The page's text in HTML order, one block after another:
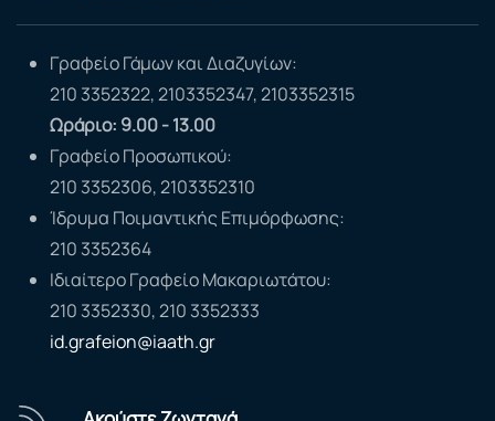
Γραφείο Γάμων και Διαζυγίων:
210 3352322, 2103352347, 2103352315
Ωράριο: 9.00 - 13.00
Γραφείο Προσωπικού:
210 3352306, 2103352310
Ίδρυμα Ποιμαντικής Επιμόρφωσης:
210 3352364
Ιδιαίτερο Γραφείο Μακαριωτάτου:
210 3352330, 210 3352333
id.grafeion@iaath.gr